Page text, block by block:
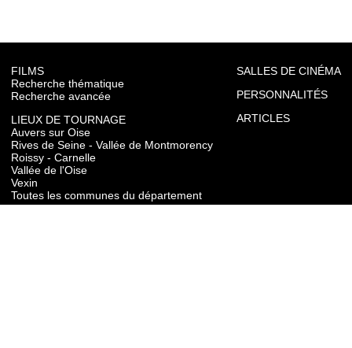
FILMS
Recherche thématique
Recherche avancée
LIEUX DE TOURNAGE
Auvers sur Oise
Rives de Seine - Vallée de Montmorency
Roissy - Carnelle
Vallée de l'Oise
Vexin
Toutes les communes du département
SALLES DE CINÉMA
PERSONNALITÉS
ARTICLES